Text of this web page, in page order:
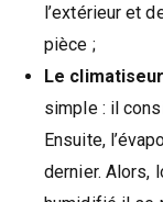
l’extérieur et
pièce ;
Le
simple : il
Ensuite,
dernier. Alors,